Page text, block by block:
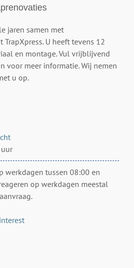
jaren samen met
U heeft tevens 12
en montage. Vul vrijblijvend
voor meer informatie. Wij nemen
u op.
werkdagen tussen 08:00 en
op werkdagen meestal